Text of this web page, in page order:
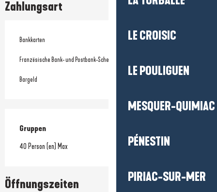
LE CROISIC
LE POULIGUEN
MESQUER-QUIMIAC
PÉNESTIN
PIRIAC-SUR-MER
Zahlungsart
Bankkarten
Französische Bank- und Postbank-Schecks
Bargeld
Gruppen
Gruppen
40 Person (en) Max
Öffnungszeiten